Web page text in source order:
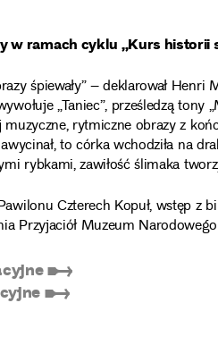
w ramach cyklu „Kurs
śpiewały” – deklarował
„Taniec”, prześledzą tony
rytmiczne obrazy z
to córka wchodziła na
rybkami, zawiłość ślimaka
Czterech Kopuł, wstęp z
Przyjaciół Muzeum
➸
➸